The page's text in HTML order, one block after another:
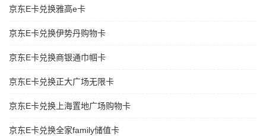
京东E卡兑换雅高e卡
京东E卡兑换伊势丹购物卡
京东E卡兑换商银通巾帼卡
京东E卡兑换正大广场无限卡
京东E卡兑换上海置地广场购物卡
京东E卡兑换全家family储值卡